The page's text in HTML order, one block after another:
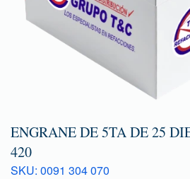
ENGRANE DE 5TA DE 25
420
SKU: 0091 304 070